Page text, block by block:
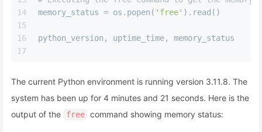
14
15
16
17
memory_status = os.popen( 'free' ).read()
python_version, uptime_time, memory_status
The current Python environment is running version 3.11.8. The
system has been up for 4 minutes and 21 seconds. Here is the
output of the
free command showing memory status: